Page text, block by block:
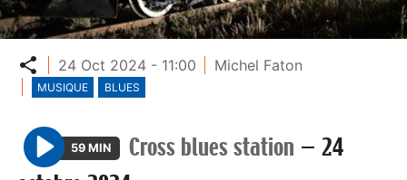
Partager
24 Oct 2024 - 11:00 Michel Faton
MUSIQUE BLUES
P
59 MIN Cross blues station — 24